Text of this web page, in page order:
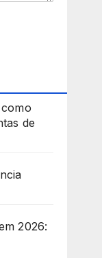
de
2026: